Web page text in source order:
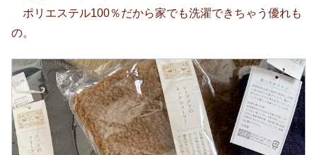
ポリエステル100％だから家でも洗濯できちゃう優れも
の。